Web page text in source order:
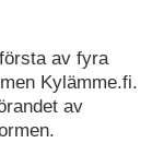
av fyra
Kylämme.fi.
av